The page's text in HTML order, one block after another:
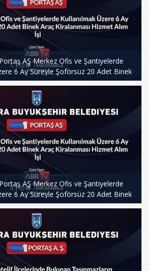
AŞ Merkez Ofis ve Şantiyelerde
6 Ay Süreyle Şoförsüz 20 Adet Binek
Hizmet Alım İşi - 2.Oturum
AŞ Merkez Ofis ve Şantiyelerde
6 Ay Süreyle Şoförsüz 20 Adet Binek
Hizmet Alım İşi